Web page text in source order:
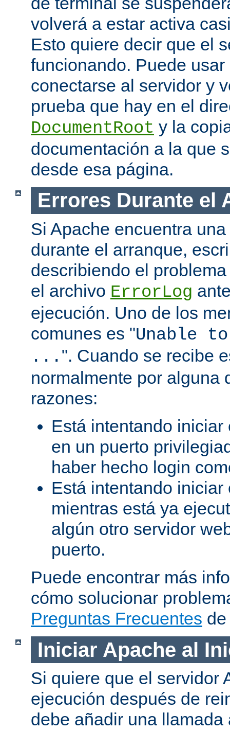
volverá a estar activa
Esto quiere decir que el
funcionando. Puede
conectarse al servidor y
prueba que hay en el
DocumentRoot y la
documentación a la que
desde esa página.
Errores Durante el
Si Apache encuentra
durante el arranque,
describiendo el
el archivo ErrorLog
ejecución. Uno de los
comunes es "Unable
... ". Cuando se recibe
normalmente por alguna
razones:
Está intentando
en un puerto
haber hecho login
Está intentando
mientras está ya
algún otro servidor
puerto.
Puede encontrar más
cómo solucionar
Preguntas Frecuentes
Iniciar Apache al
Si quiere que el servidor
ejecución después de
debe añadir una